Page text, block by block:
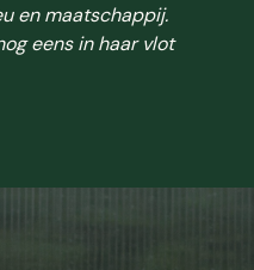
en maatschappij.
eens in haar vlot